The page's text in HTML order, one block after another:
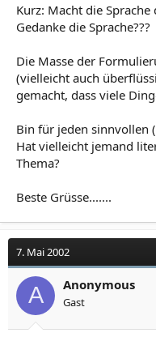
Kurz: Macht die
Gedanke die Sprache???
Die Masse der
(vielleicht auch
gemacht, dass viele
Bin für jeden sinnvollen
Hat vielleicht jemand
Thema?
Beste Grüsse.......
7. Mai 2002
A Anonymous
Gast